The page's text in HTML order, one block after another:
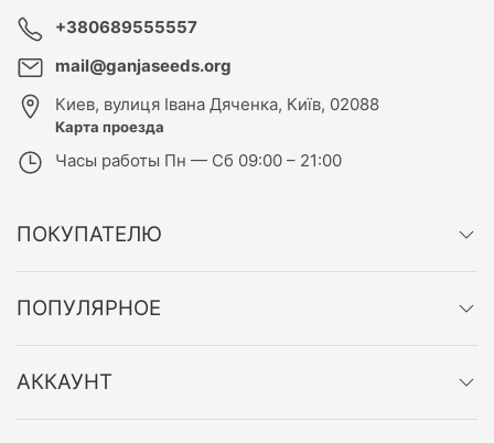
+380689555557
mail@ganjaseeds.org
Киев, вулиця Івана Дяченка, Київ, 02088
Карта проезда
Часы работы Пн — Сб 09:00 – 21:00
ПОКУПАТЕЛЮ
ПОПУЛЯРНОЕ
АККАУНТ